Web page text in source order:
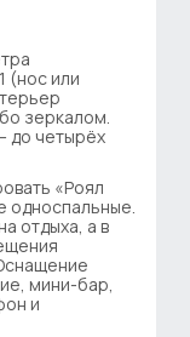
(нос или
зеркалом.
до четырёх
«Роял
односпальные.
отдыха, а в
мини-бар,
и